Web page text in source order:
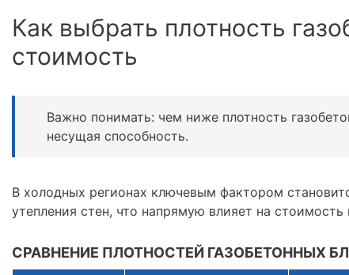
Как выбрать плотность
стоимость
Важно понимать: чем ниже плотность
несущая способность.
В холодных регионах ключевым фактором
утепления стен, что напрямую влияет на
СРАВНЕНИЕ ПЛОТНОСТЕЙ ГАЗОБЕТОННЫХ